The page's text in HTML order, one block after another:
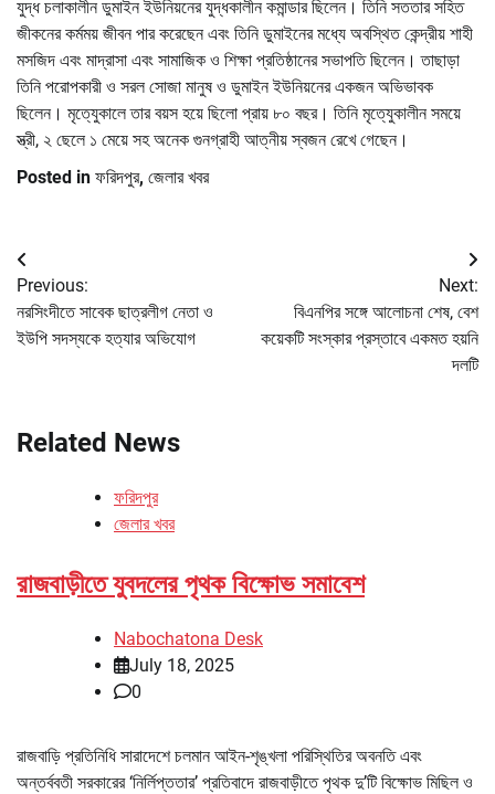
যুদ্ধ চলাকালীন ডুমাইন ইউনিয়নের যুদ্ধকালীন কমান্ডার ছিলেন। তিনি সততার সহিত
জীকনের কর্মময় জীবন পার করেছেন এবং তিনি ডুমাইনের মধ্যে অবস্থিত কেন্দ্রীয় শাহী
মসজিদ এবং মাদ্রাসা এবং সামাজিক ও শিক্ষা প্রতিষ্ঠানের সভাপতি ছিলেন। তাছাড়া
তিনি পরোপকারী ও সরল সোজা মানুষ ও ডুমাইন ইউনিয়নের একজন অভিভাবক
ছিলেন। মৃতে্যুকালে তার বয়স হয়ে ছিলো প্রায় ৮০ বছর। তিনি মৃতে্যুকালীন সময়ে
স্ত্রী, ২ ছেলে ১ মেয়ে সহ অনেক গুনগ্রাহী আত্নীয় স্বজন রেখে গেছেন।
Posted in ফরিদপুর, জেলার খবর
Post
navigation
Previous:
নরসিংদীতে সাবেক ছাত্রলীগ নেতা ও
ইউপি সদস্যকে হত্যার অভিযোগ
Next:
বিএনপির সঙ্গে আলোচনা শেষ, বেশ
কয়েকটি সংস্কার প্রস্তাবে একমত হয়নি
দলটি
Related News
ফরিদপুর
জেলার খবর
রাজবাড়ীতে যুবদলের পৃথক বিক্ষোভ সমাবেশ
Nabochatona Desk
July 18, 2025
0
রাজবাড়ি প্রতিনিধি সারাদেশে চলমান আইন-শৃঙ্খলা পরিস্থিতির অবনতি এবং
অন্তর্ববতী সরকারের ‘নির্লিপ্ততার’ প্রতিবাদে রাজবাড়ীতে পৃথক দু’টি বিক্ষোভ মিছিল ও